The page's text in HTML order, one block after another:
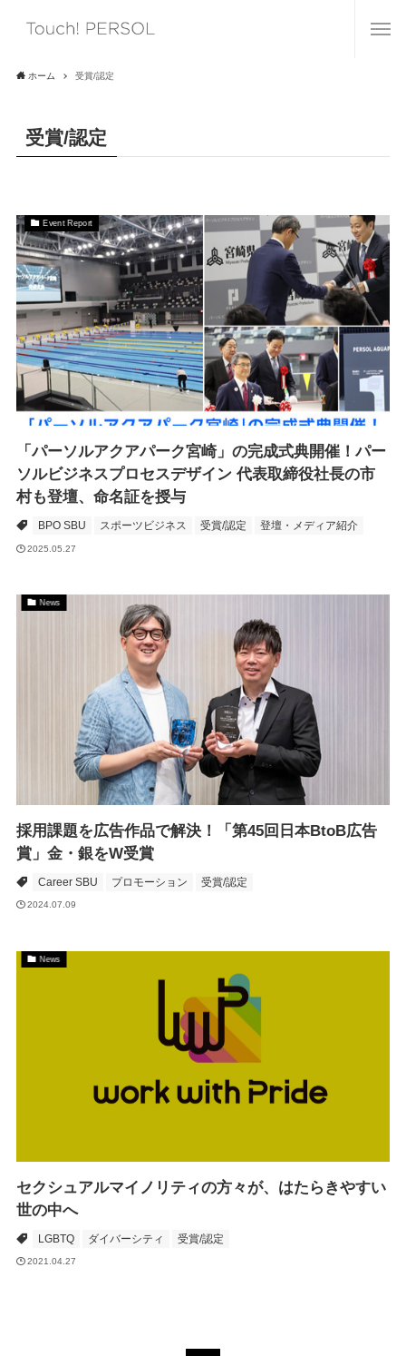
ホーム 受賞/認定
受賞/認定
Event Report
「パーソルアクアパーク宮崎」の完成式典開催！パー
ソルビジネスプロセスデザイン 代表取締役社長の市
村も登壇、命名証を授与
BPO SBU スポーツビジネス 受賞/認定 登壇・メディア紹介
2025.05.27
News
採用課題を広告作品で解決！「第45回日本BtoB広告
賞」金・銀をW受賞
Career SBU プロモーション 受賞/認定
2024.07.09
News
セクシュアルマイノリティの方々が、はたらきやすい
世の中へ
LGBTQ ダイバーシティ 受賞/認定
2021.04.27